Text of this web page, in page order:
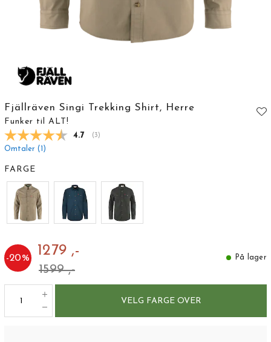
Fjällräven Singi Trekking Shirt, Herre
Funker til ALT!
Gjennomsnittskarakter:
4.7 (stemmer:
3)
Omtaler ( )
FARGE
-20% 1279 ,-
1599 ,-
På lager
VELG FARGE OVER